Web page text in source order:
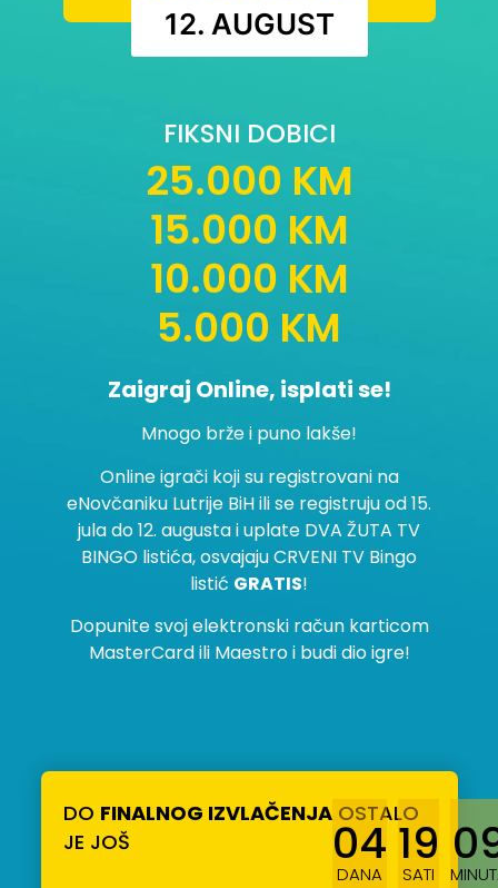
12. AUGUST
FIKSNI DOBICI
25.000 KM
15.000 KM
10.000 KM
5.000 KM
Zaigraj Online, isplati se!
Mnogo brže i puno lakše!
Online igrači koji su registrovani na
eNovčaniku Lutrije BiH ili se registruju od 15.
jula do 12. augusta i uplate DVA ŽUTA TV
BINGO listića, osvajaju CRVENI TV Bingo
listić GRATIS!
Dopunite svoj elektronski račun karticom
MasterCard ili Maestro i budi dio igre!
DO FINALNOG IZVLAČENJAOSTALO
JE JOŠ
04
DANA
19
SATI